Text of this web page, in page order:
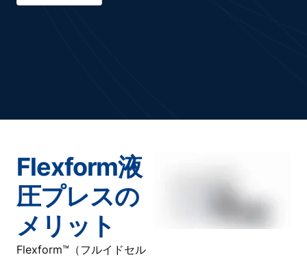
Flexform液
圧プレスの
メリット
Flexform™（フルイドセル